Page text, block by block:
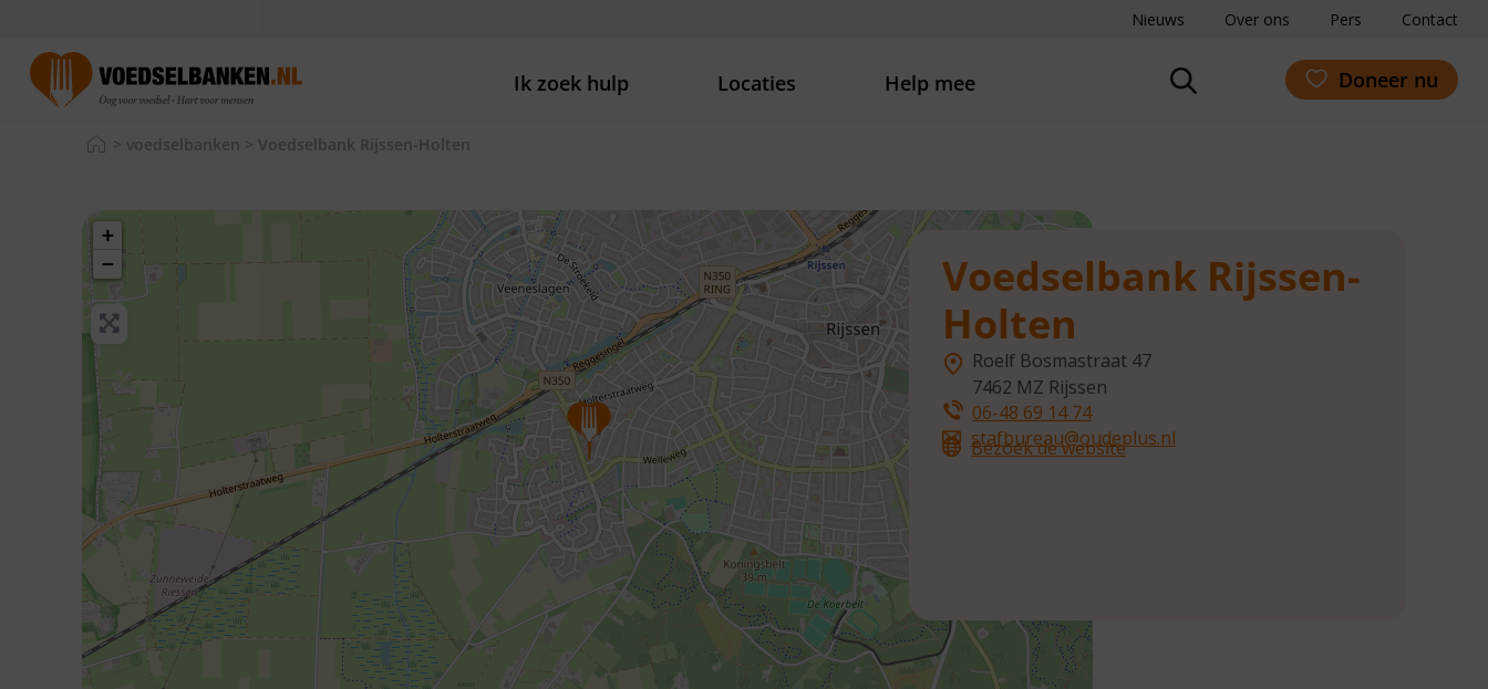
Nieuws Over ons Pers Contact
Ik zoek hulp Locaties Help mee Doneer nu
> voedselbanken > Voedselbank Rijssen-Holten
+
−
Voedselbank Rijssen-
Holten
Roelf Bosmastraat 47
7462 MZ Rijssen
06-48 69 14 74
stafbureau@oudeplus.nl
Bezoek de website